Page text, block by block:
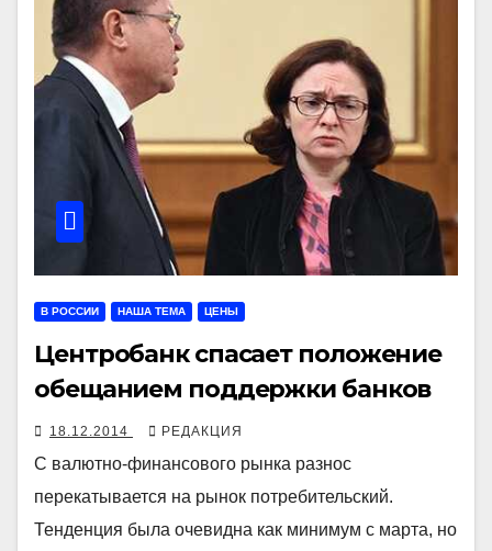
В РОССИИ НАША ТЕМА ЦЕНЫ
Центробанк спасает положение
обещанием поддержки банков
18.12.2014 РЕДАКЦИЯ
С валютно-финансового рынка разнос
перекатывается на рынок потребительский.
Тенденция была очевидна как минимум с марта, но